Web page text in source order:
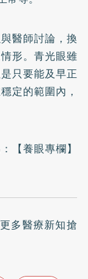
醫師討論，換
形。青光眼雖
只要能及早正
定的範圍內，
【養眼專欄】
更多醫療新知搶